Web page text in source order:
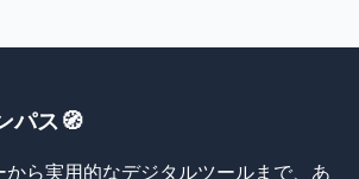
パス🧭
ら実用的なデジタルツールまで、あ